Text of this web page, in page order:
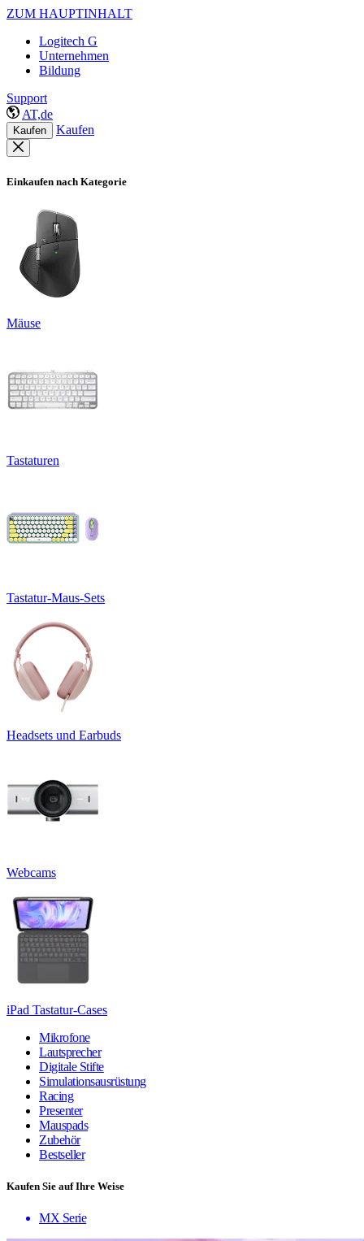
ZUM HAUPTINHALT
Logitech G
Unternehmen
Bildung
Support
AT,de
Kaufen Kaufen
Einkaufen nach Kategorie
Mäuse
Tastaturen
Tastatur-Maus-Sets
Headsets und Earbuds
Webcams
iPad Tastatur-Cases
Mikrofone
Lautsprecher
Digitale Stifte
Simulationsausrüstung
Racing
Presenter
Mauspads
Zubehör
Bestseller
Kaufen Sie auf Ihre Weise
MX Serie